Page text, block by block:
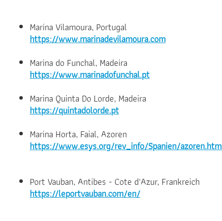
Marina Vilamoura, Portugal
https://www.marinadevilamoura.com
Marina do Funchal, Madeira
https://www.marinadofunchal.pt
Marina Quinta Do Lorde, Madeira
https://quintadolorde.pt
Marina Horta, Faial, Azoren
https://www.esys.org/rev_info/Spanien/
Port Vauban, Antibes - Cote d'Azur, Frankreich
https://leportvauban.com/en/